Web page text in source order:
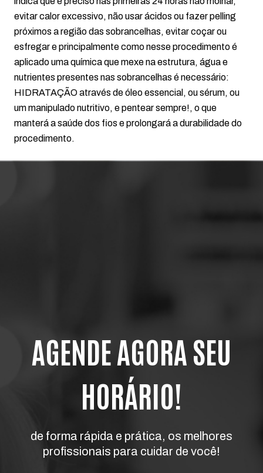
evitar calor excessivo, não usar ácidos ou fazer pelling
próximos a região das sobrancelhas, evitar coçar ou
esfregar e principalmente como nesse procedimento é
aplicado uma química que mexe na estrutura, água e
nutrientes presentes nas sobrancelhas é necessário:
HIDRATAÇÃO através de óleo essencial, ou sérum, ou
um manipulado nutritivo, e pentear sempre!, o que
manterá a saúde dos fios e prolongará a durabilidade do
procedimento.
AGENDE AGORA SEU
HORÁRIO!
de forma rápida e prática, os melhores
profissionais para cuidar de você!